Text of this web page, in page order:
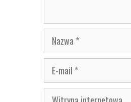
Nazwa
E-
mail
Witryna